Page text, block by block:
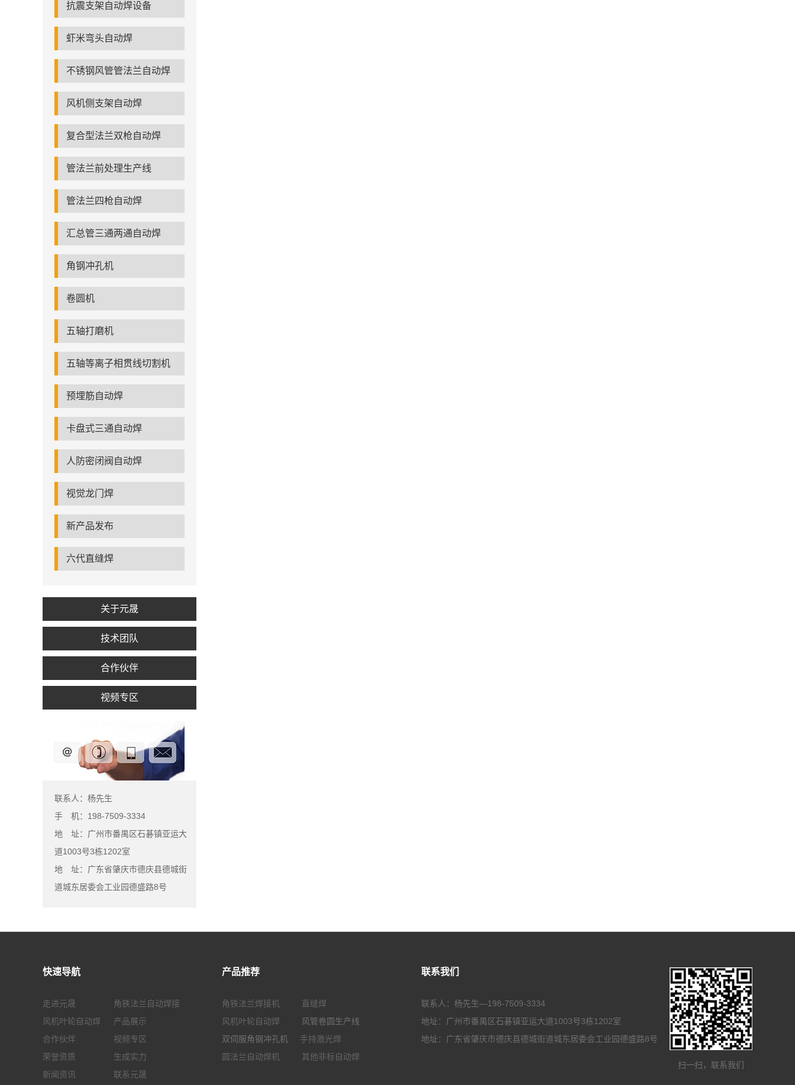
抗震支架自动焊设备
虾米弯头自动焊
不锈钢风管管法兰自动焊
风机侧支架自动焊
复合型法兰双枪自动焊
管法兰前处理生产线
管法兰四枪自动焊
汇总管三通两通自动焊
角钢冲孔机
卷圆机
五轴打磨机
五轴等离子相贯线切割机
预埋筋自动焊
卡盘式三通自动焊
人防密闭阀自动焊
视觉龙门焊
新产品发布
六代直缝焊
关于元晟
技术团队
合作伙伴
视频专区
联系人：杨先生
手 机：198-7509-3334
地 址：广州市番禺区石碁镇亚运大
道1003号3栋1202室
地 址：广东省肇庆市德庆县德城街
道城东居委会工业园德盛路8号
快速导航
走进元晟
角铁法兰自动焊接
风机叶轮自动焊
产品展示
合作伙伴
视频专区
荣誉资质
生成实力
新闻资讯
联系元晟
产品推荐
角铁法兰焊接机
直缝焊
风机叶轮自动焊
风管卷圆生产线
双伺服角钢冲孔机 手持激光焊
圆法兰自动焊机
其他非标自动焊
联系我们
联系人：杨先生—198-7509-3334
地址：广州市番禺区石碁镇亚运大道1003号3栋1202室
地址：广东省肇庆市德庆县德城街道城东居委会工业园德盛路8号
扫一扫，联系我们